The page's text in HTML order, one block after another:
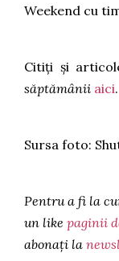
Weekend cu
Citiți și
săptămânii aici.
Sursa foto:
Pentru a fi la
un like paginii
abonați la